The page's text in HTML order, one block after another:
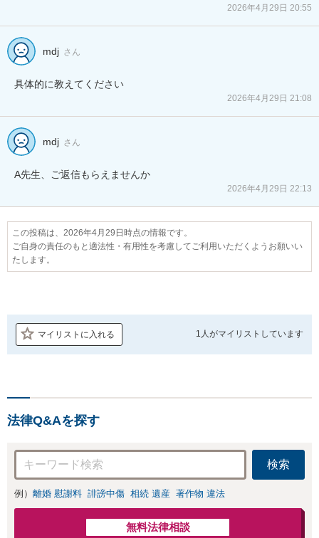
2026年4月29日 20:55
mdj さん
具体的に教えてください
2026年4月29日 21:08
mdj さん
A先生、ご返信もらえませんか
2026年4月29日 22:13
この投稿は、2026年4月29日時点の情報です。
ご自身の責任のもと適法性・有用性を考慮してご利用いただくようお願いい
たします。
マイリストに入れる 1人がマイリストしています
法律Q&Aを探す
検索
例） 離婚 慰謝料 誹謗中傷 相続 遺産 著作物 違法
無料法律相談